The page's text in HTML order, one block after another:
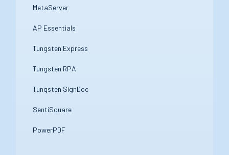
MetaServer
AP Essentials
Tungsten Express
Tungsten RPA
Tungsten SignDoc
SentiSquare
PowerPDF